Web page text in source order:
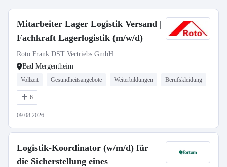
Mitarbeiter Lager Logistik Versand |
Fachkraft Lagerlogistik (m/w/d)
Roto Frank DST Vertriebs GmbH
Bad Mergentheim
Vollzeit Gesundheitsangebote Weiterbildungen Berufskleidung
6
09.08.2026
Logistik-Koordinator (w/m/d) für
die Sicherstellung eines